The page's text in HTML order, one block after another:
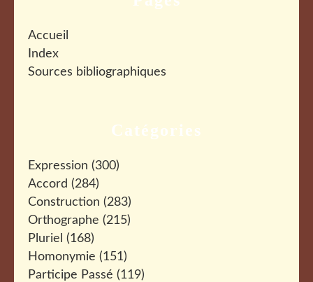
Catégories
Expression (300)
Accord (284)
Construction (283)
Orthographe (215)
Pluriel (168)
Homonymie (151)
Participe Passé (119)
Accueil
Index
Sources bibliographiques